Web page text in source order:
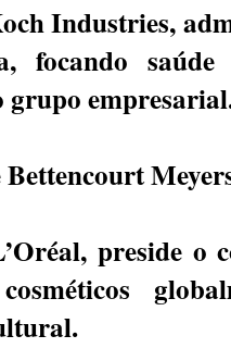
Industries,
focando
grupo
preside o